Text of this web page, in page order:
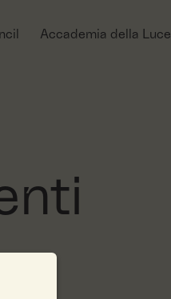
Accademia della Luce